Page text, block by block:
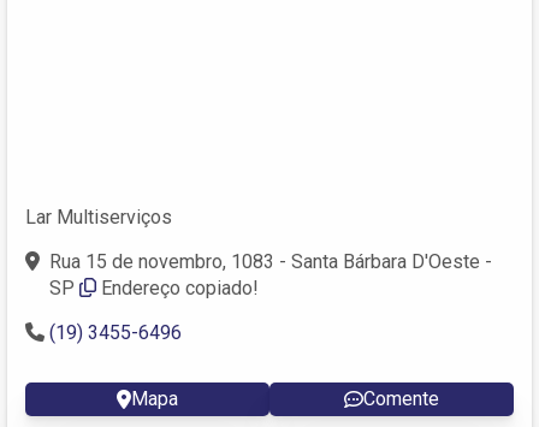
Lar Multiserviços
Rua 15 de novembro, 1083 - Santa Bárbara D'Oeste -
SP
Endereço copiado!
(19) 3455-6496
Mapa Comente